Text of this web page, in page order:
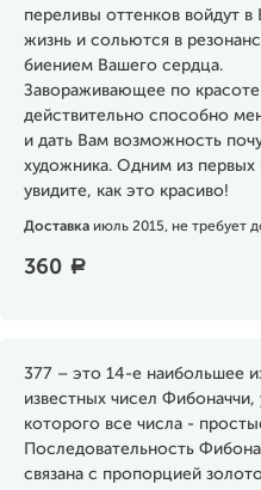
переливы оттенков войдут в
жизнь и сольются в
биением Вашего сердца.
Завораживающее по
действительно способно
и дать Вам возможность
художника. Одним из первых
увидите, как это красиво!
Доставка июль 2015, не требует
360 a
377 – это 14-е наибольшее
известных чисел Фибоначчи,
которого все числа -
Последовательность
связана с пропорцией